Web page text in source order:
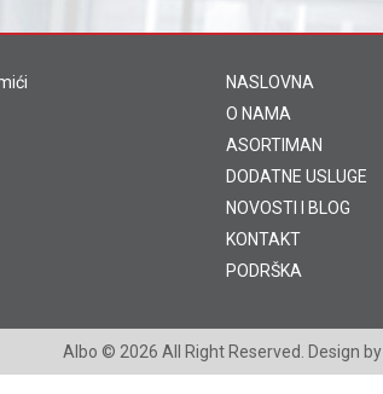
NASLOVNA
O NAMA
ASORTIMAN
DODATNE USLUGE
NOVOSTI I BLOG
KONTAKT
PODRŠKA
Albo © 2026 All Right Reserved. Design by